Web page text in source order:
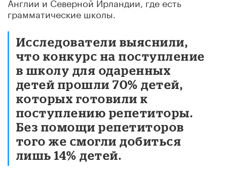
грамматические школы.
Исследователи выяснили,
что конкурс на поступление
в школу для одаренных
детей прошли 70% детей,
которых готовили к
поступлению репетиторы.
Без помощи репетиторов
того же смогли добиться
лишь 14% детей.